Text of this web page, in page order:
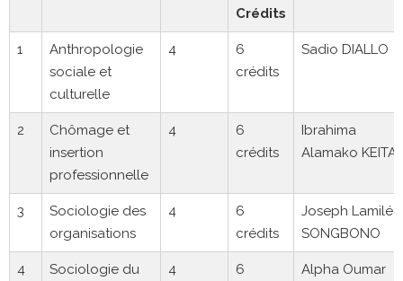
Crédits
1
Anthropologie
sociale et
culturelle
4
6
crédits
Sadio DIALLO
2
Chômage et
insertion
professionnelle
4
6
crédits
Ibrahima
Alamako KEITA
3
Sociologie des
organisations
4
6
crédits
Joseph Lamilé
SONGBONO
4
Sociologie du
4
6
Alpha Oumar